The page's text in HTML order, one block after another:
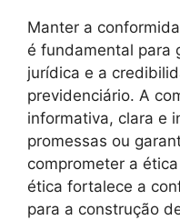
Manter a
é fundamental para
jurídica e a
previdenciário. A
informativa, clara e
promessas ou
comprometer a
ética fortalece a
para a construção